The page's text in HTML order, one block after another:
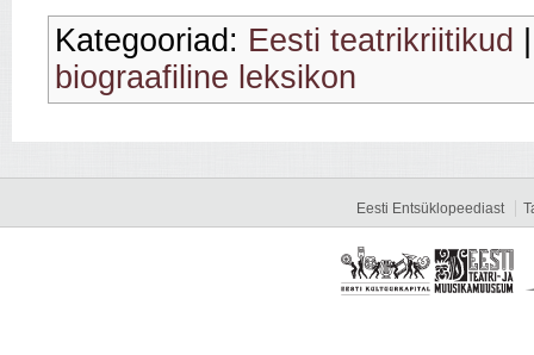
Kategooriad: Eesti teatrikriitikud
biograafiline leksikon
Eesti Entsüklopeediast